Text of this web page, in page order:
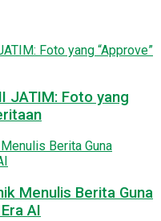
JATIM: Foto yang
Menulis Berita Guna
AI